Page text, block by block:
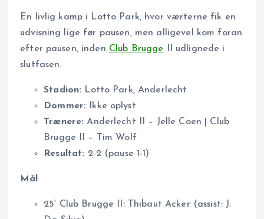
En livlig kamp i Lotto Park, hvor værterne fik en
udvisning lige før pausen, men alligevel kom foran
efter pausen, inden Club Brugge II udlignede i
slutfasen.
Stadion: Lotto Park, Anderlecht
Dommer: Ikke oplyst
Trænere: Anderlecht II – Jelle Coen | Club
Brugge II – Tim Wolf
Resultat: 2-2 (pause 1-1)
Mål
25′ Club Brugge II: Thibaut Acker (assist: J.